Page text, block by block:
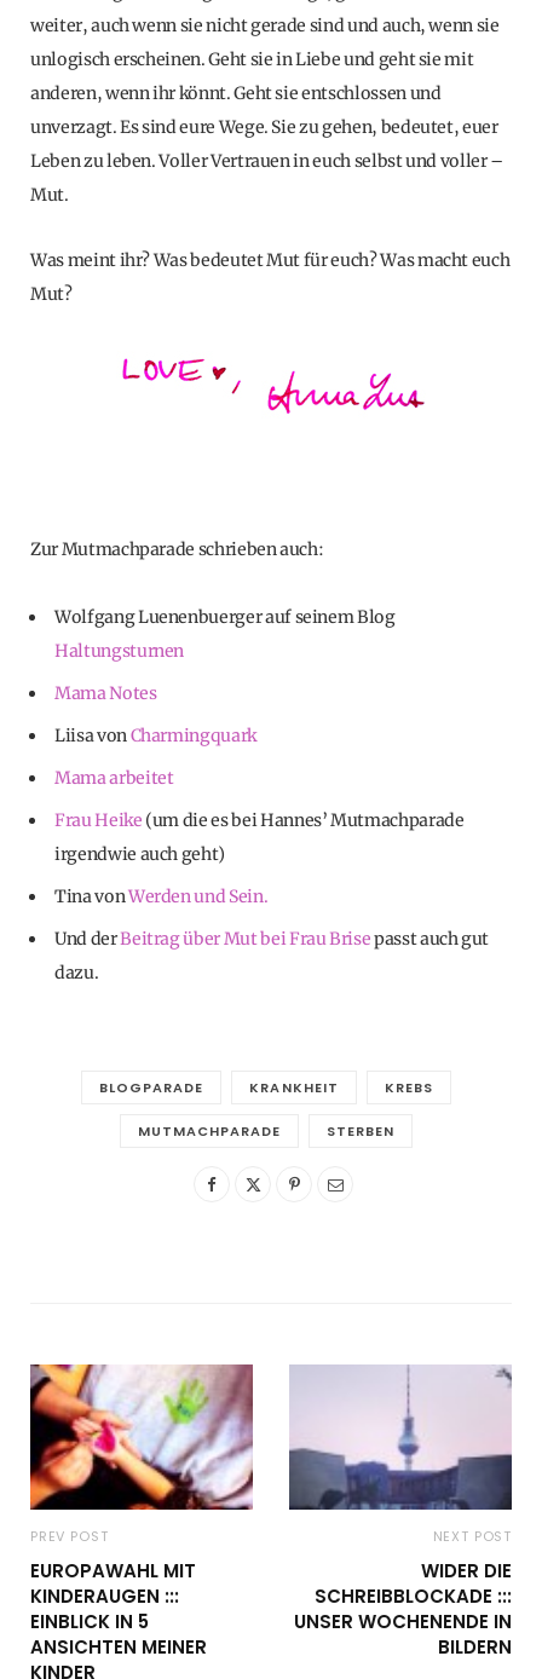
weiter, auch wenn sie nicht gerade sind und auch, wenn sie
unlogisch erscheinen. Geht sie in Liebe und geht sie mit
anderen, wenn ihr könnt. Geht sie entschlossen und
unverzagt. Es sind eure Wege. Sie zu gehen, bedeutet, euer
Leben zu leben. Voller Vertrauen in euch selbst und voller –
Mut.
Was meint ihr? Was bedeutet Mut für euch? Was macht euch
Mut?
Zur Mutmachparade schrieben auch:
Wolfgang Luenenbuerger auf seinem Blog
Haltungsturnen
Mama Notes
Liisa vonCharmingquark
Mama arbeitet
Frau Heike (um die es bei Hannes’ Mutmachparade
irgendwie auch geht)
Tina vonWerden und Sein.
Und derBeitrag über Mut bei Frau Brisepasst auch gut
dazu.
BLOGPARADE KRANKHEIT KREBS
MUTMACHPARADE STERBEN
PREV POST
EUROPAWAHL MIT
KINDERAUGEN :::
EINBLICK IN 5
ANSICHTEN MEINER
KINDER
NEXT POST
WIDER DIE
SCHREIBBLOCKADE :::
UNSER WOCHENENDE IN
BILDERN